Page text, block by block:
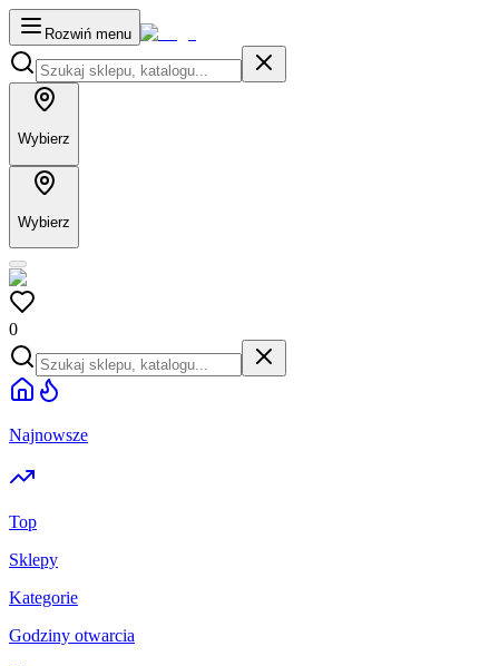
Rozwiń menu
Wybierz
Wybierz
0
Najnowsze
Top
Sklepy
Kategorie
Godziny otwarcia